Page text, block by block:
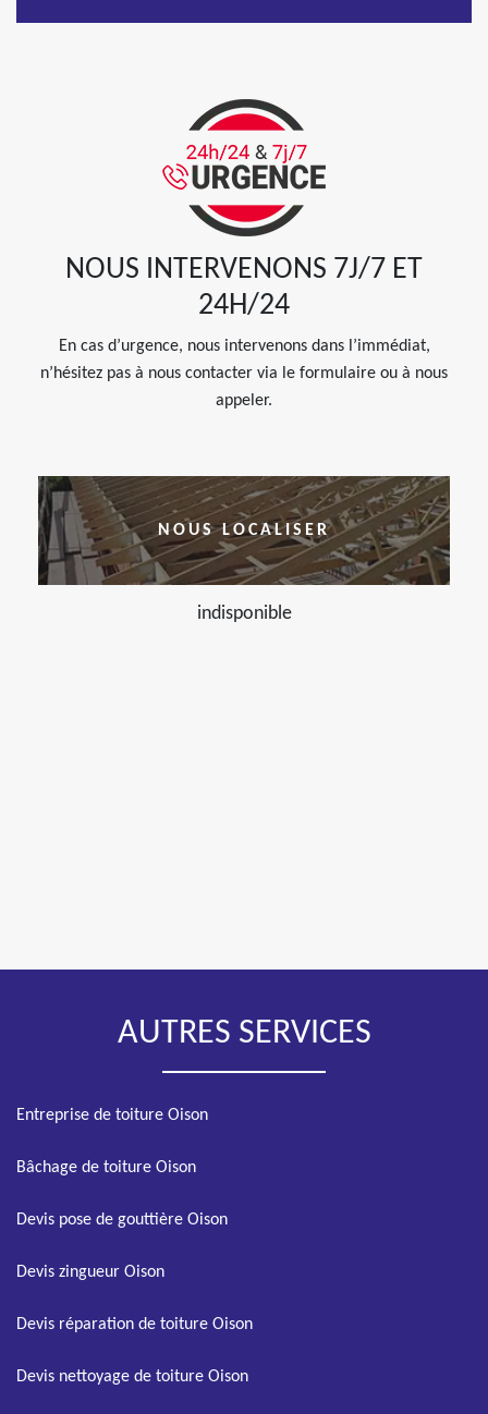
NOUS INTERVENONS 7J/7 ET
24H/24
En cas d’urgence, nous intervenons dans l’immédiat,
n’hésitez pas à nous contacter via le formulaire ou à nous
appeler.
NOUS LOCALISER
indisponible
AUTRES SERVICES
Entreprise de toiture Oison
Bâchage de toiture Oison
Devis pose de gouttière Oison
Devis zingueur Oison
Devis réparation de toiture Oison
Devis nettoyage de toiture Oison